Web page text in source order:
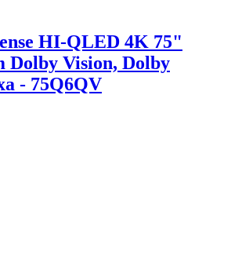
HI-QLED 4K 75"
Dolby Vision, Dolby
- 75Q6QV